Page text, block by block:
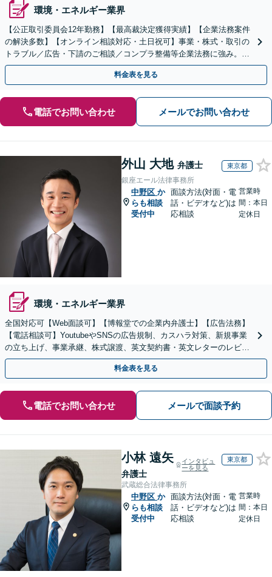
環境・エネルギー業界
【公正取引委員会12年勤務】【最高裁決定獲得実績】【企業法務案件
の解決多数】【オンライン相談対応・土日祝可】事業・株式・取引の
トラブル／広告・下請のご相談／コンプラ整備等企業法務に強み。株
式の相続／誹謗中傷対策／不動産問題まで幅広く対応！
料金表を見る
電話でお問い合わせ メールでお問い合わせ
外山 大地 弁護士 東京都
銀座エール法律事務所
中野区 か
らも相談
受付中
面談方法(対面・電
話・ビデオなど)は
応相談
営業時
間：本日
定休日
環境・エネルギー業界
全国対応可【Web面談可】【博報堂での企業内弁護士】【広告法務】
【電話相談可】YoutubeやSNSの広告規制、カスハラ対策、新規事業
の立ち上げ、事業承継、株式譲渡、英文契約書・英文レターのレビュ
ー・ドラフトなどに対応。
料金表を見る
電話でお問い合わせ メールで面談予約
小林 遠矢
弁護士
インタビュ
ーを見る
東京都
武蔵総合法律事務所
中野区 か
らも相談
受付中
面談方法(対面・電
話・ビデオなど)は
応相談
営業時
間：本日
定休日